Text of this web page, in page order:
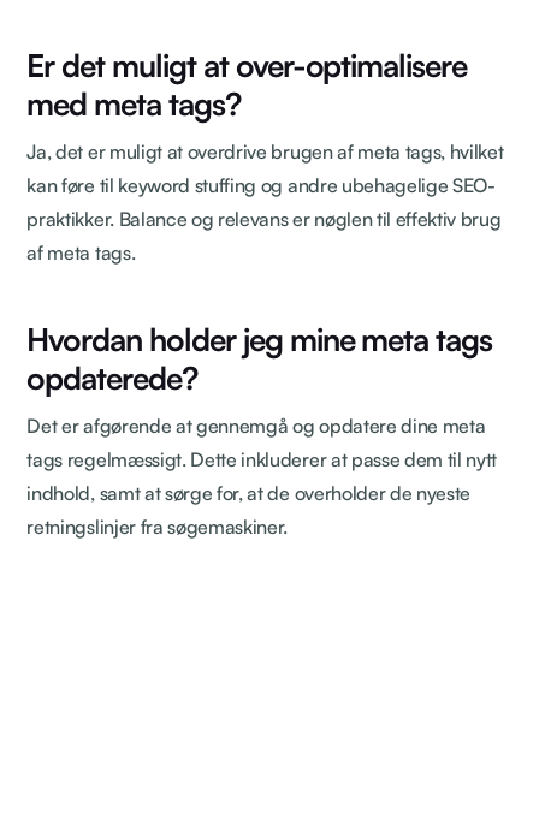
Er det muligt at over-optimalisere
med meta tags?
Ja, det er muligt at overdrive brugen af meta tags, hvilket
kan føre til keyword stuffing og andre ubehagelige SEO-
praktikker. Balance og relevans er nøglen til effektiv brug
af meta tags.
Hvordan holder jeg mine meta tags
opdaterede?
Det er afgørende at gennemgå og opdatere dine meta
tags regelmæssigt. Dette inkluderer at passe dem til nytt
indhold, samt at sørge for, at de overholder de nyeste
retningslinjer fra søgemaskiner.